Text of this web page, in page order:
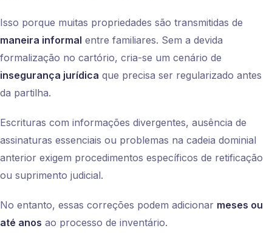
Isso porque muitas propriedades são transmitidas de
maneira informal entre familiares. Sem a devida
formalização no cartório, cria-se um cenário de
insegurança jurídica que precisa ser regularizado antes
da partilha.
Escrituras com informações divergentes, ausência de
assinaturas essenciais ou problemas na cadeia dominial
anterior exigem procedimentos específicos de retificação
ou suprimento judicial.
No entanto, essas correções podem adicionar meses ou
até anos ao processo de inventário.